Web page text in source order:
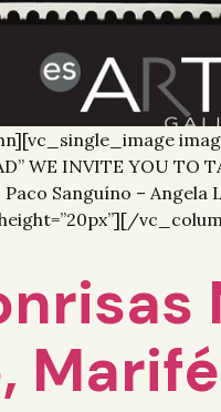
WE INVITE YOU TO
Paco Sanguíno –